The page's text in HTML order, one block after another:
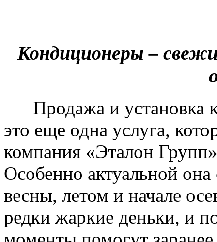
Кондиционеры –
Продажа и установка
это еще одна услуга,
компания «Эталон
Особенно актуальной она
весны, летом и начале
редки жаркие деньки, и